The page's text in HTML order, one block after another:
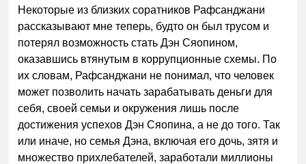
Некоторые из близких соратников Рафсанджани
рассказывают мне теперь, будто он был трусом и
потерял возможность стать Дэн Сяопином,
оказавшись втянутым в коррупционные схемы. По
их словам, Рафсанджани не понимал, что человек
может позволить начать зарабатывать деньги для
себя, своей семьи и окружения лишь после
достижения успехов Дэн Сяопина, а не до того. Так
или иначе, но семья Дэна, включая его дочь, зятя и
множество прихлебателей, заработали миллионы